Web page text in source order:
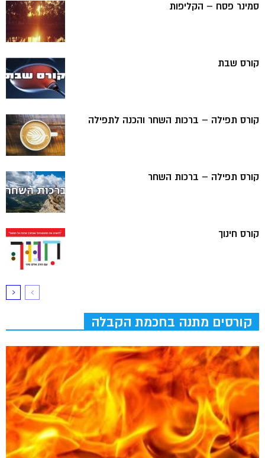
סמינר פסח – הקליפות
קורס שבת
קורס תפילה – ברכות השחר והכנה לתפילה
קורס תפילה – ברכות השחר
קורס חינוך
קורסים מתנה בחכמת הקבלה